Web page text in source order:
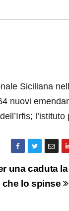
Siciliana
nuovi
l’istituto
una caduta
che lo spinse